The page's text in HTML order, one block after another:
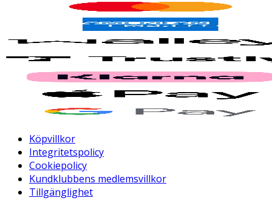
Köpvillkor
Integritetspolicy
Cookiepolicy
Kundklubbens medlemsvillkor
Tillgänglighet